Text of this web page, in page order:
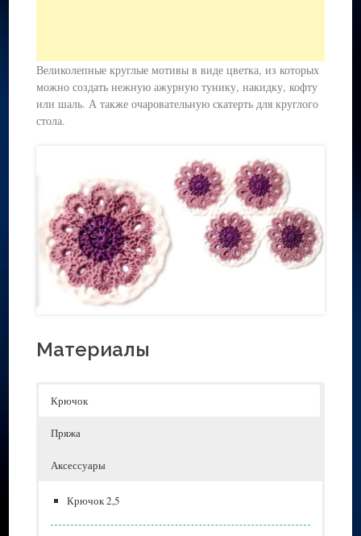
Великолепные круглые мотивы в виде цветка, из которых
можно создать нежную ажурную тунику, накидку, кофту
или шаль. А также очаровательную скатерть для круглого
стола.
Материалы
Крючок
Пряжа
Аксессуары
Крючок 2,5